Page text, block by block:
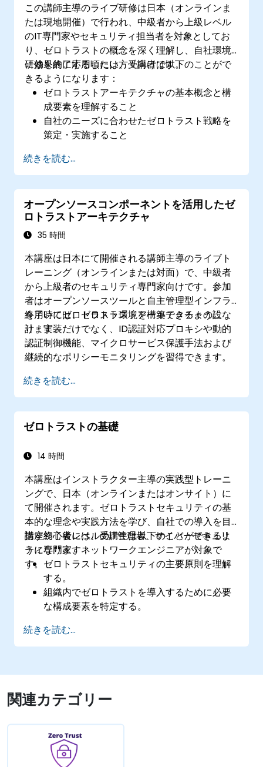
この講師主導のライブ研修は日本（オンラインま
たは現地開催）で行われ、中級者から上級レベル
のIT専門家やセキュリティ担当者を対象としてお
り、ゼロトラストの概念を深く理解し、自社環境
に効果的に応用したい方々向けです。
研修を終了する頃には、受講者は以下のことがで
きるようになります：
ゼロトラストアーキテクチャの基本概念と構
成要素を理解すること
自社のニーズに合わせたゼロトラスト戦略を
策定・実施すること
行を行うこと
ソフトウェア定義型境界（SDP）技術を用い
てセキュリティ強化を図ること
ゼロトラスト環境の維持・発展に向けた最適
な運用手法を適用すること
続きを読む...
オープンソースコンポーネントを活用したゼ
ロトラストアーキテクチャ
35 時間
本講座は日本にて開催される講師主導のライブト
レーニング（オンラインまたは対面）で、中級者
から上級者のセキュリティ専門家向けです。参加
者はオープンソースツールと自主管理型インフラ
を用いてゼロトラスト環境を構築できるようにな
ります。
終了時には、ゼロトラストアーキテクチャの設
計・実装だけでなく、ID認証対応プロキシや動的
認証制御機能、マイクロサービス保護手法および
継続的なポリシーモニタリングを習得できます。
続きを読む...
ゼロトラストの基礎
14 時間
本講座はインストラクター主導の実践型トレーニ
ングで、日本（オンラインまたはオンサイト）に
て開催されます。ゼロトラストセキュリティの基
本的な理念や実践方法を学び、自社での導入を目
指す初心者レベルのIT管理者、サイバーセキュリ
ティ専門家、ネットワークエンジニアが対象で
す。
講座終了後には、受講生は以下のことができるよ
うになります：
ゼロトラストセキュリティの主要原則を理解
する。
組織内でゼロトラストを導入するために必要
な構成要素を特定する。
るアクセス制御を実装する。
現在利用しているセキュリティモデルを評価
るか判断する。
データおよびリソースを効果的に保護するた
めにゼロトラストの概念を適用する。
続きを読む...
関連カテゴリー